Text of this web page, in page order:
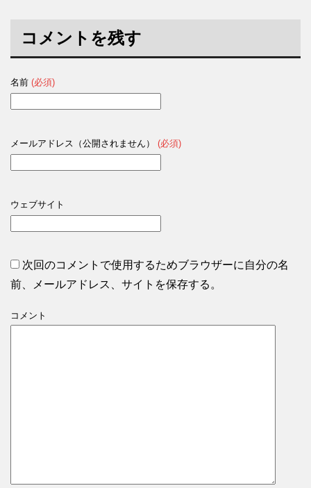
コメントを残す
名前 (必須)
メールアドレス（公開されません） (必須)
ウェブサイト
次回のコメントで使用するためブラウザーに自分の名
前、メールアドレス、サイトを保存する。
コメント